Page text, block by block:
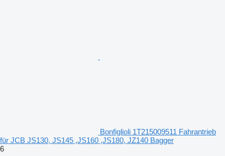
Bonfiglioli 1T215009511 Fahrantrieb
für JCB JS130, JS145 ,JS160 ,JS180, JZ140 Bagger
6